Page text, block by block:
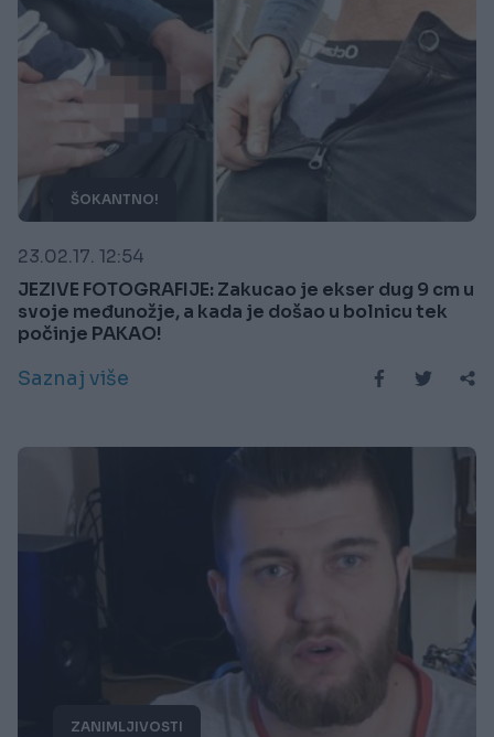
ŠOKANTNO!
23.02.17. 12:54
JEZIVE FOTOGRAFIJE: Zakucao je ekser dug 9 cm u
svoje međunožje, a kada je došao u bolnicu tek
počinje PAKAO!
Saznaj više
ZANIMLJIVOSTI